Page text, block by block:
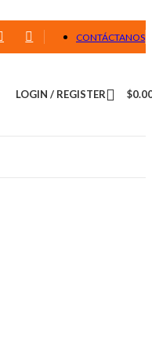
CONTÁCTANOS
LOGIN / REGISTER $